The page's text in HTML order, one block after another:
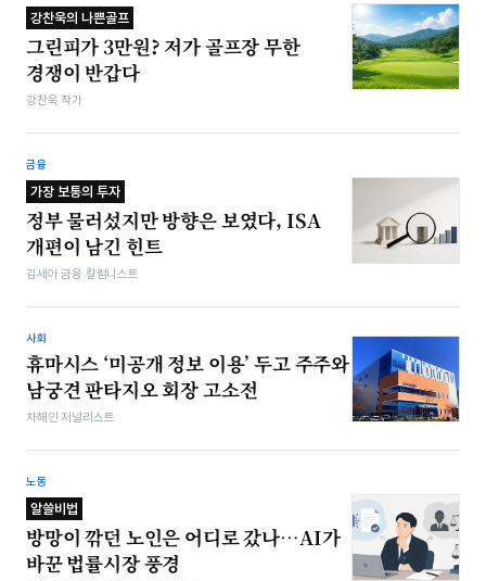
강찬욱의 나쁜골프
그린피가 3만원? 저가 골프장 무한
경쟁이 반갑다
강찬욱 작가
금융
가장 보통의 투자
정부 물러섰지만 방향은 보였다, ISA
개편이 남긴 힌트
김세아 금융 칼럼니스트
사회
휴마시스 ‘미공개 정보 이용’ 두고 주주와
남궁견 판타지오 회장 고소전
차해인 저널리스트
노동
알쓸비법
방망이 깎던 노인은 어디로 갔나…AI가
바꾼 법률시장 풍경